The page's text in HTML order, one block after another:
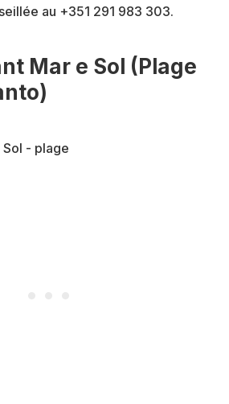
au +351 291 983 303.
Mar e Sol (Plage